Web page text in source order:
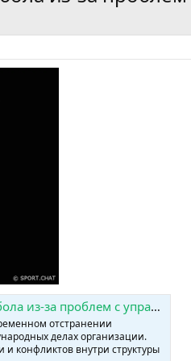
| Чат | Результаты матчей | Спорт | Прогнозы на спорт
отстранении
делах организации.
конфликтов внутри структуры